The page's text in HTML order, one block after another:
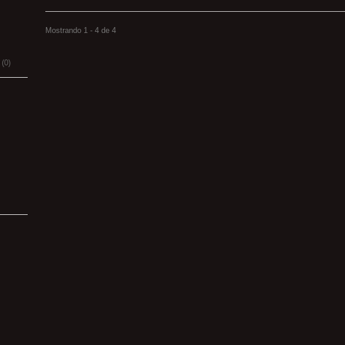
(0)
Mostrando 1 - 4 de 4